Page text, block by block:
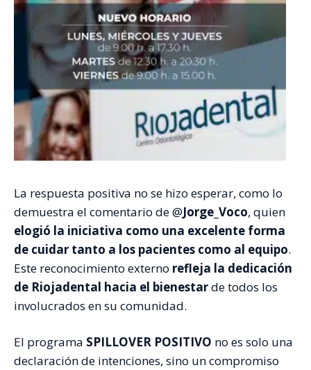
La respuesta positiva no se hizo esperar, como lo
demuestra el comentario de @Jorge_Voco, quien
elogió la iniciativa como una excelente forma
de cuidar tanto a los pacientes como al equipo.
Este reconocimiento externo refleja la dedicación
de Riojadental hacia el bienestarde todos los
involucrados en su comunidad.
El programa SPILLOVER POSITIVO no es solo una
declaración de intenciones, sino un compromiso